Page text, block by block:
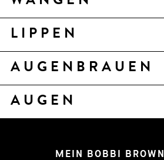
LIPPEN
AUGENBRAUEN
AUGEN
MEIN BOBBI BROWN